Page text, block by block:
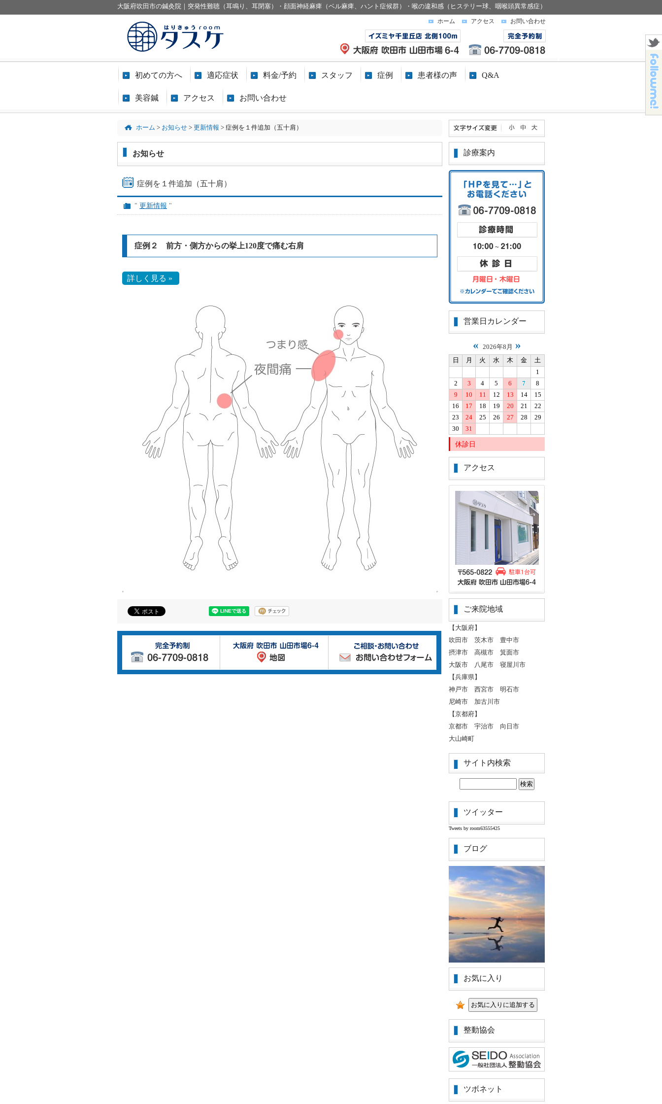
大阪府吹田市の鍼灸院｜突発性難聴（耳鳴り、耳閉塞）・顔面神経麻痺（ベル麻痺、ハント症候群）・喉の違和感（ヒステリー球、咽喉頭異常感症）
ホーム アクセス お問い合わせ
初めての方へ 適応症状 料金/予約 スタッフ 症例 患者様の声 Q&A
美容鍼 アクセス お問い合わせ
ホーム > お知らせ > 更新情報 > 症例を１件追加（五十肩）
お知らせ
症例を１件追加（五十肩）
" 更新情報 "
症例２ 前方・側方からの挙上120度で痛む右肩
詳しく見る »
診療案内
営業日カレンダー
« 2026年8月 »
日 月 火 水 木 金
土
1
2
3 4 5 6 7
8
9
10 11 12 13 14
15
16
17 18 19 20 21
22
23
24 25 26 27 28
29
30
31
休診日
アクセス
ご来院地域
【大阪府】
吹田市 茨木市 豊中市
摂津市 高槻市 箕面市
大阪市 八尾市 寝屋川市
【兵庫県】
神戸市 西宮市 明石市
尼崎市 加古川市
【京都府】
京都市 宇治市 向日市
大山崎町
サイト内検索
ツイッター
Tweets by room63555425
ブログ
お気に入り
整動協会
ツボネット